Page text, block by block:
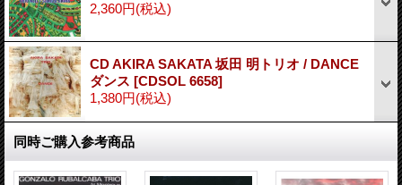
2,360円(税込)
CD AKIRA SAKATA 坂田 明トリオ / DANCE
ダンス [CDSOL 6658]
1,380円(税込)
同時ご購入参考商品